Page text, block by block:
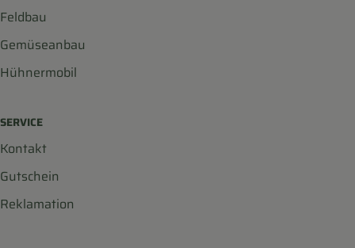
Feldbau
Gemüseanbau
Hühnermobil
SERVICE
Kontakt
Gutschein
Reklamation